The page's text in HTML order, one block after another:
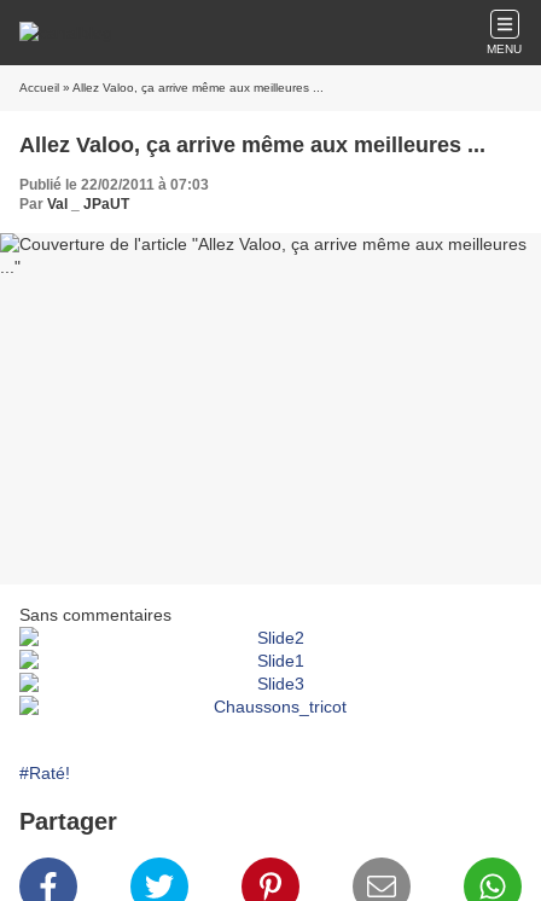
MENU
Accueil » Allez Valoo, ça arrive même aux meilleures ...
Allez Valoo, ça arrive même aux meilleures ...
Publié le 22/02/2011 à 07:03
Par Val _ JPaUT
Sans commentaires
#Raté!
Partager